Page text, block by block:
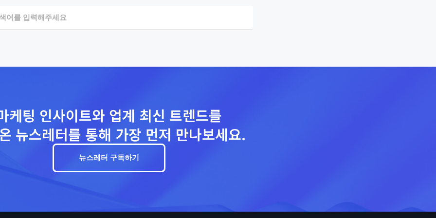
케팅 인사이트와 업계 최신 트렌드를
뉴스레터를 통해 가장 먼저 만나보세요.
뉴스레터 구독하기